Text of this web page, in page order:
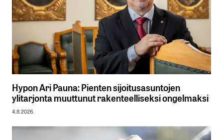
Hypon Ari Pauna: Pienten sijoitusasuntojen
ylitarjonta muuttunut rakenteelliseksi ongelmaksi
4.8.2026